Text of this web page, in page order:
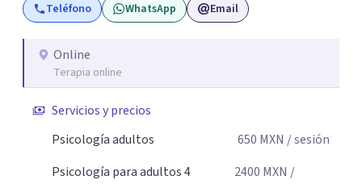
Teléfono WhatsApp Email
Online
Terapia online
Servicios y precios
Psicología adultos
650 MXN / sesión
Psicología para adultos 4
2400 MXN /